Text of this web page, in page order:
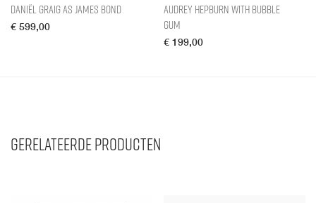
Daniël Graig as James Bond
€ 599,00
Audrey Hepburn with Bubble
Gum
€ 199,00
Gerelateerde producten